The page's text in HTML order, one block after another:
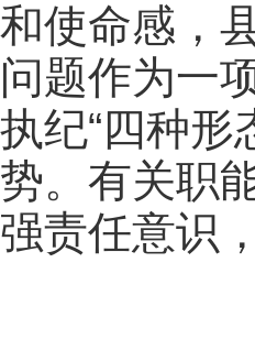
和使命感，
问题作为一
执纪“四种形
势。有关职
强责任意识